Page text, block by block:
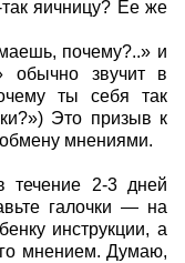
яичницу? Ее же
почему?..» и
обычно звучит в
ты себя так
Это призыв к
мнениями.
течение 2-3 дней
галочки — на
инструкции, а
мнением. Думаю,